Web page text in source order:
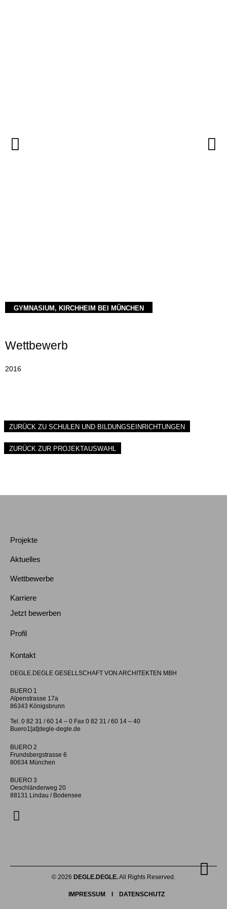
GYMNASIUM, KIRCHHEIM BEI MÜNCHEN
Wettbewerb
2016
ZURÜCK ZU SCHULEN UND BILDUNGSEINRICHTUNGEN
ZURÜCK ZUR PROJEKTAUSWAHL
Projekte
Aktuelles
Wettbewerbe
Karriere
Jetzt bewerben
Profil
Kontakt
DEGLE.DEGLE GESELLSCHAFT VON ARCHITEKTEN MBH
BUERO 1
Alpenstrasse 17a
86343 Königsbrunn
Tel. 0 82 31 / 60 14 – 0 Fax 0 82 31 / 60 14 – 40
Buero1[at]degle-degle.de
BUERO 2
Frundsbergstrasse 6
80634 München
BUERO 3
Oeschländerweg 20
88131 Lindau / Bodensee
© 2026 DEGLE.DEGLE.All Rights Reserved.
IMPRESSUM DATENSCHUTZ